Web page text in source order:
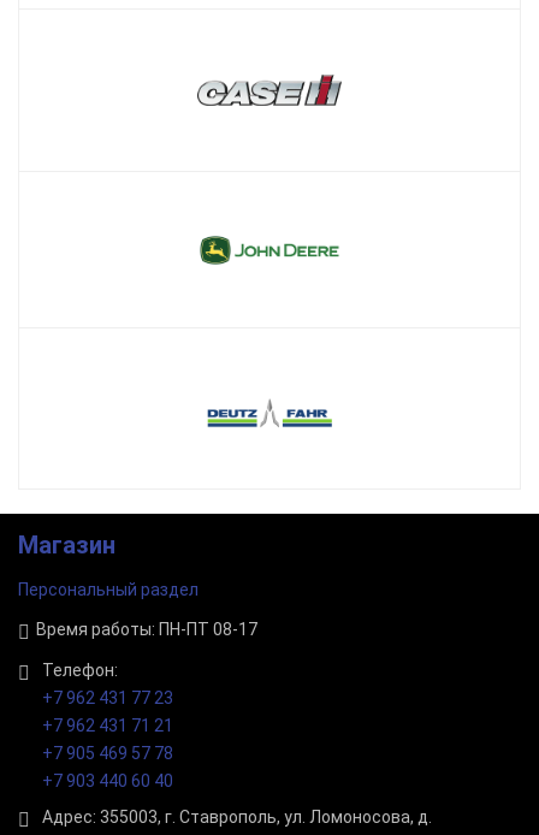
Магазин
Персональный раздел
Время работы: ПН-ПТ 08-17
Телефон:
+7 962 431 77 23
+7 962 431 71 21
+7 905 469 57 78
+7 903 440 60 40
Адрес: 355003, г. Ставрополь, ул. Ломоносова, д.